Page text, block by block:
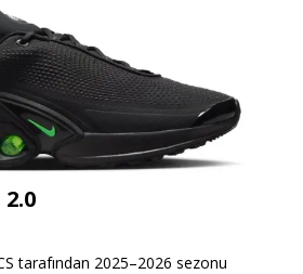
2.0
tarafından 2025–2026 sezonu